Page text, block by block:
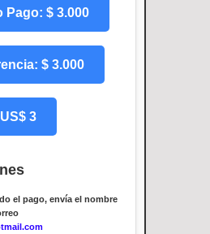
Pago: $ 3.000
$ 3.000
3
el pago, envía el nombre